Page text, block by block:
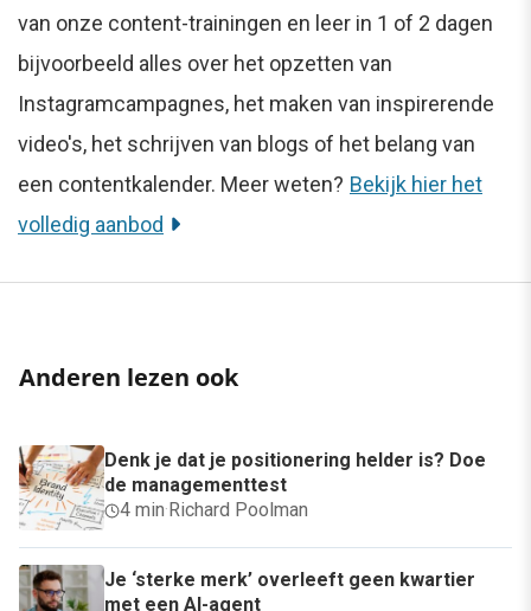
van onze content-trainingen en leer in 1 of 2 dagen
bijvoorbeeld alles over het opzetten van
Instagramcampagnes, het maken van inspirerende
video's, het schrijven van blogs of het belang van
een contentkalender. Meer weten? Bekijk hier het
volledig aanbod
Anderen lezen ook
Denk je dat je positionering helder is? Doe
de managementtest
4 min· Richard Poolman
Je ‘sterke merk’ overleeft geen kwartier
met een AI-agent